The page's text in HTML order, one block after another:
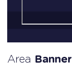
Area Banner